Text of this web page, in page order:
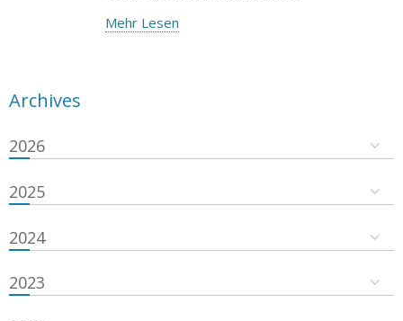
Mehr Lesen
Archives
2026
2025
2024
2023